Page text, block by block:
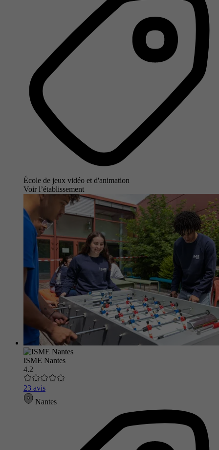
École de jeux vidéo et d'animation
Voir l’établissement
ISME Nantes
4.2
23 avis
Nantes